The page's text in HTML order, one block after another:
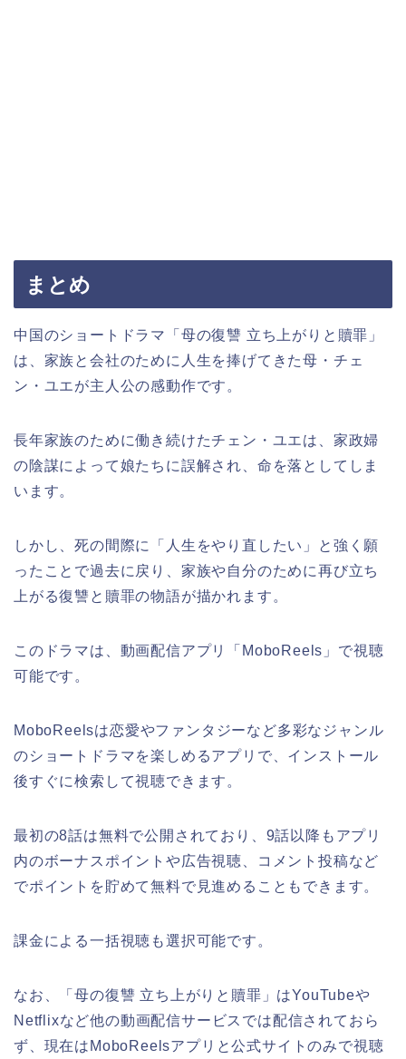
まとめ
中国のショートドラマ「母の復讐 立ち上がりと贖罪」
は、家族と会社のために人生を捧げてきた母・チェ
ン・ユエが主人公の感動作です。
長年家族のために働き続けたチェン・ユエは、家政婦
の陰謀によって娘たちに誤解され、命を落としてしま
います。
しかし、死の間際に「人生をやり直したい」と強く願
ったことで過去に戻り、家族や自分のために再び立ち
上がる復讐と贖罪の物語が描かれます。
このドラマは、動画配信アプリ「MoboReels」で視聴
可能です。
MoboReelsは恋愛やファンタジーなど多彩なジャンル
のショートドラマを楽しめるアプリで、インストール
後すぐに検索して視聴できます。
最初の8話は無料で公開されており、9話以降もアプリ
内のボーナスポイントや広告視聴、コメント投稿など
でポイントを貯めて無料で見進めることもできます。
課金による一括視聴も選択可能です。
なお、「母の復讐 立ち上がりと贖罪」はYouTubeや
Netflixなど他の動画配信サービスでは配信されておら
ず、現在はMoboReelsアプリと公式サイトのみで視聴